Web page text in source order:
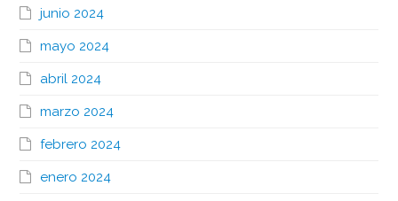
junio 2024
mayo 2024
abril 2024
marzo 2024
febrero 2024
enero 2024